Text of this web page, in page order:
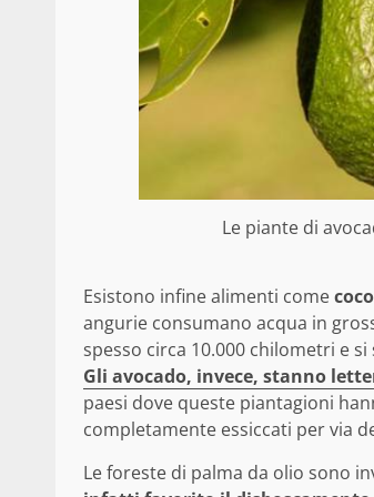
Le piante di
Esistono infine alimenti come
angurie consumano acqua in
spesso circa 10.000 chilometri e
Gli avocado, invece, stanno
paesi dove queste piantagioni
completamente essiccati per via
Le foreste di palma da olio sono